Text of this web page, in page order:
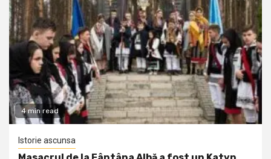
4 min read
Istorie ascunsa